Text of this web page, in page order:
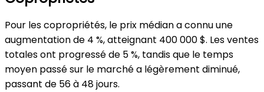
Pour les copropriétés, le prix médian a connu une
augmentation de 4 %, atteignant 400 000 $. Les ventes
totales ont progressé de 5 %, tandis que le temps
moyen passé sur le marché a légèrement diminué,
passant de 56 à 48 jours.